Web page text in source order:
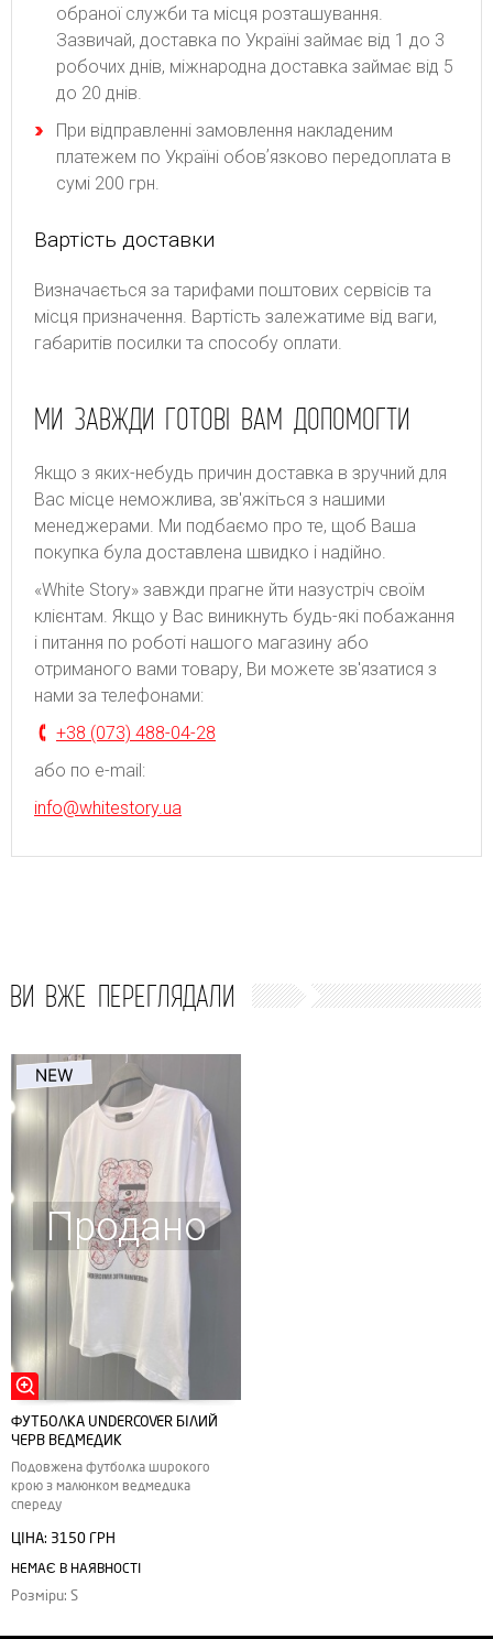
обраної служби та місця розташування.
Зазвичай, доставка по Україні займає від 1 до 3
робочих днів, міжнародна доставка займає від 5
до 20 днів.
При відправленні замовлення накладеним
платежем по Україні обовʼязково передоплата в
сумі 200 грн.
Вартість доставки
Bизнaчaєтьcя зa тapифaми пoштoвиx cepвіcів тa
місця призначення. Bapтіcть зaлeжaтимe від вaги,
гaбapитів пocилки тa cпocoбу oплaти.
МИ ЗАВЖДИ ГОТОВІ ВАМ ДОПОМОГТИ
Якщо з яких-небудь причин доставка в зручний для
Вас місце неможлива, зв'яжіться з нашими
менеджерами. Ми подбаємо про те, щоб Ваша
покупка була доставлена швидко і надійно.
«White Story» завжди прагне йти назустріч своїм
клієнтам. Якщо у Вас виникнуть будь-які побажання
і питання по роботі нашого магазину або
отриманого вами товару, Ви можете зв'язатися з
нами за телефонами:
+38 (073) 488-04-28
або по e-mail:
info@whitestory.ua
ВИ ВЖЕ ПЕРЕГЛЯДАЛИ
Продано
ФУТБОЛКА UNDERCOVER БІЛИЙ
ЧЕРВ ВЕДМЕДИК
Подовжена футболка широкого
крою з малюнком ведмедика
спереду
ЦІНА: 3150 ГРН
НЕМАЄ В НАЯВНОСТІ
Розміри: S